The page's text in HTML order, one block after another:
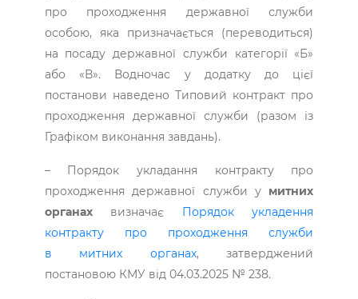
про проходження державної служби
особою, яка призначається (переводиться)
на посаду державної служби категорії «Б»
або «В». Водночас у додатку до цієї
постанови наведено Типовий контракт про
проходження державної служби (разом із
Графіком виконання завдань).
– Порядок укладання контракту про
проходження державної служби у митних
органахвизначає
Порядок укладення
контракту про проходження служби
в митних органах, затверджений
постановою КМУ від 04.03.2025 № 238.